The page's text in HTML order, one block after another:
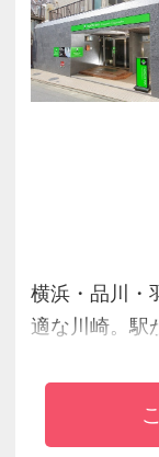
横浜・品川・
適な川崎。駅
スライフをし